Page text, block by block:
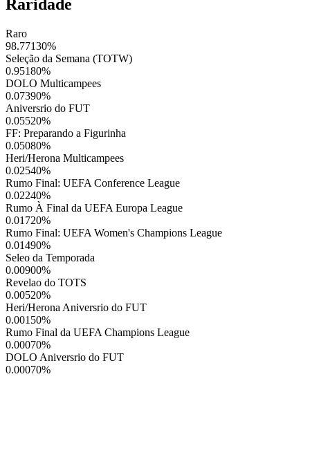
Raridade
Raro
98.77130%
Seleção da Semana (TOTW)
0.95180%
DOLO Multicampees
0.07390%
Aniversrio do FUT
0.05520%
FF: Preparando a Figurinha
0.05080%
Heri/Herona Multicampees
0.02540%
Rumo Final: UEFA Conference League
0.02240%
Rumo À Final da UEFA Europa League
0.01720%
Rumo Final: UEFA Women's Champions League
0.01490%
Seleo da Temporada
0.00900%
Revelao do TOTS
0.00520%
Heri/Herona Aniversrio do FUT
0.00150%
Rumo Final da UEFA Champions League
0.00070%
DOLO Aniversrio do FUT
0.00070%